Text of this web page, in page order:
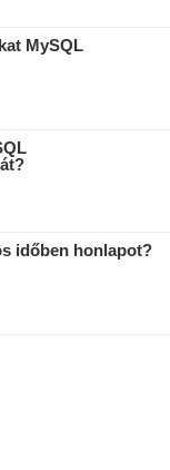
MySQL
időben honlapot?